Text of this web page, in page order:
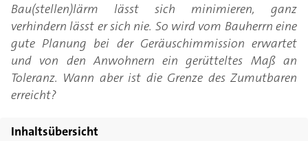
Bau(stellen)lärm lässt sich minimieren, ganz
verhindern lässt er sich nie. So wird vom Bauherrn eine
gute Planung bei der Geräuschimmission erwartet
und von den Anwohnern ein gerütteltes Maß an
Toleranz. Wann aber ist die Grenze des Zumutbaren
erreicht?
Inhaltsübersicht